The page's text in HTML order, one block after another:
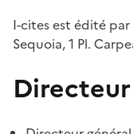
I-cites est édité
Sequoia, 1 Pl.